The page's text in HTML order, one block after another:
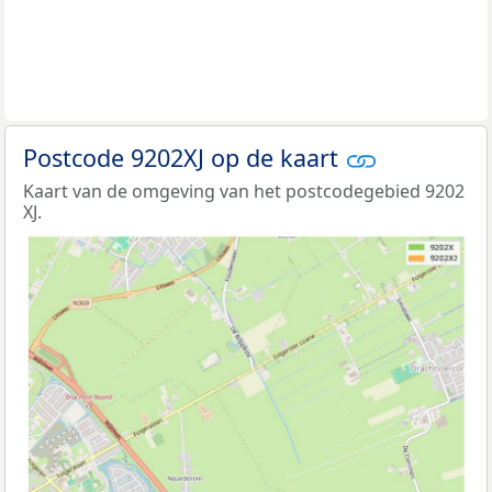
Postcode 9202XJ op de kaart
Kaart van de omgeving van het postcodegebied 9202
XJ.